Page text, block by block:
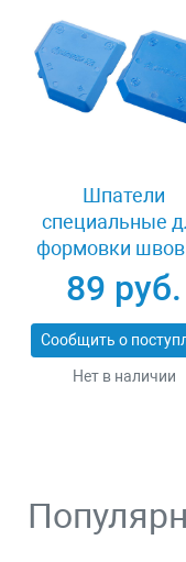
Шпатели
специальные
формовки швов
мм Stayer 10165-
89 руб.
Нет в наличии